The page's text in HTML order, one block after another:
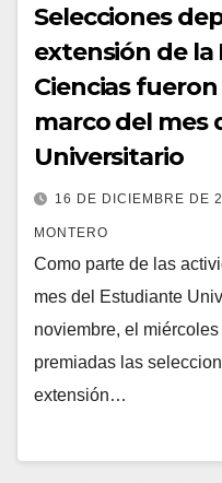
Selecciones
extensión de la
Ciencias
marco del mes
Universitario
16 DE DICIEMBRE DE
MONTERO
Como parte de las
mes del Estudiante
noviembre, el
premiadas las
extensión…